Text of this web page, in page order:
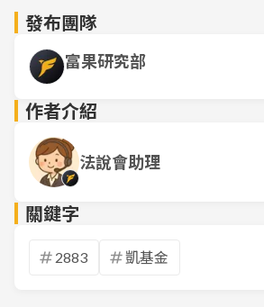
發布團隊
富果研究部
作者介紹
法說會助理
關鍵字
2883 凱基金